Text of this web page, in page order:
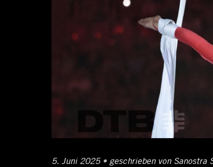
Posted
5. Juni 20256.
• Author
geschrieben von Sanostra